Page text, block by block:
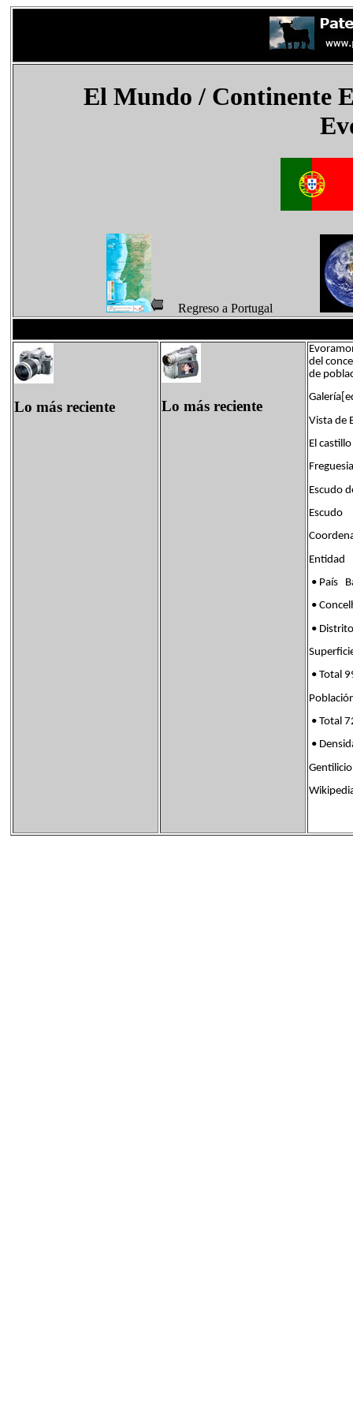
El Mundo/ Continente
Regreso a Portugal
Lo más reciente Lo más reciente
del
de
Vista de
El
Escudo
Escudo
• País
•
•
• Total
• Total
•